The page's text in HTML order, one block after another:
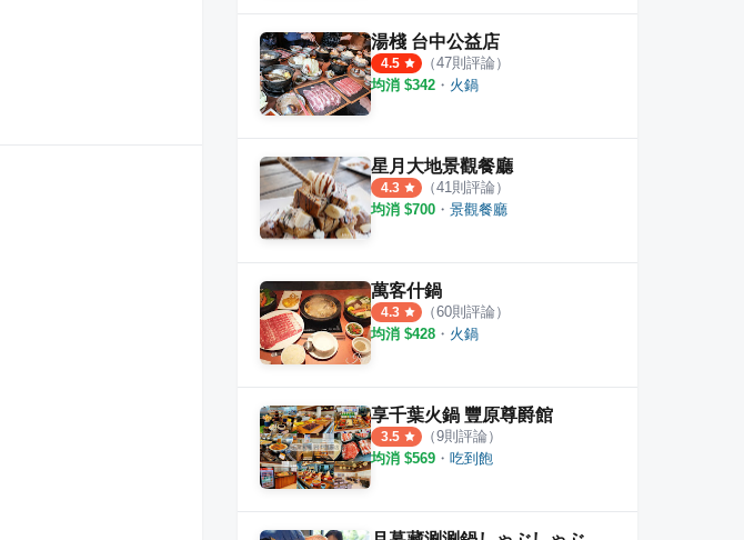
湯棧 台中公益店
4.5 （47則評論）
均消 $342 ・ 火鍋
星月大地景觀餐廳
4.3 （41 則評論）
均消 $700 ・ 景觀餐廳
萬客什鍋
4.3 （60則評論）
均消 $428 ・ 火鍋
享千葉火鍋 豐原尊爵館
3.5 （9則評論）
均消 $569 ・ 吃到飽